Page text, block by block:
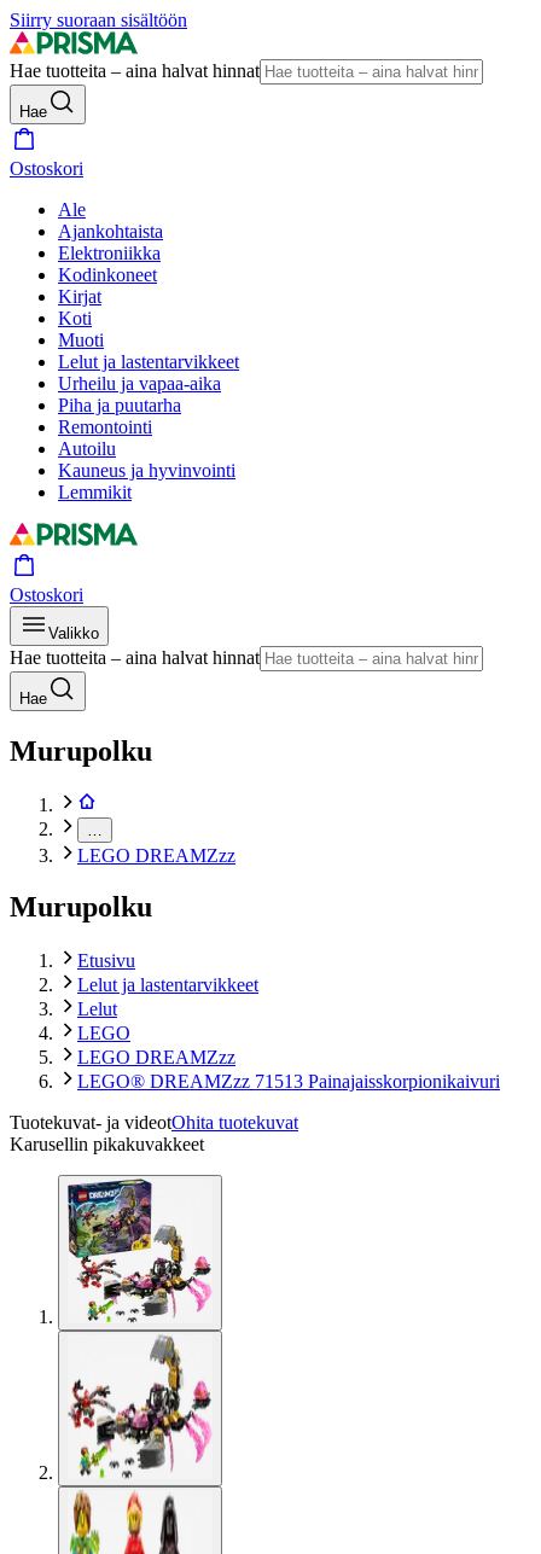
Siirry suoraan sisältöön
Hae tuotteita – aina halvat hinnat
Hae
Ostoskori
Ale
Ajankohtaista
Elektroniikka
Kodinkoneet
Kirjat
Koti
Muoti
Lelut ja lastentarvikkeet
Urheilu ja vapaa-aika
Piha ja puutarha
Remontointi
Autoilu
Kauneus ja hyvinvointi
Lemmikit
Ostoskori
Valikko
Hae tuotteita – aina halvat hinnat
Hae
Murupolku
LEGO DREAMZzz
Murupolku
Etusivu
Lelut ja lastentarvikkeet
Lelut
LEGO
LEGO DREAMZzz
LEGO® DREAMZzz 71513 Painajaisskorpionikaivuri
Tuotekuvat- ja videotOhita tuotekuvat
Karusellin pikakuvakkeet